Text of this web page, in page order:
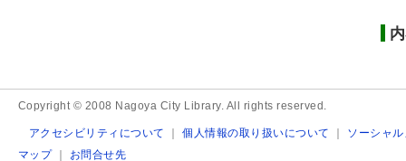
Copyright © 2008 Nagoya City Library. All rights reserved.
アクセシビリティについて ｜個人情報の取り扱いについて ｜ ソーシャ
マップ｜ お問合せ先